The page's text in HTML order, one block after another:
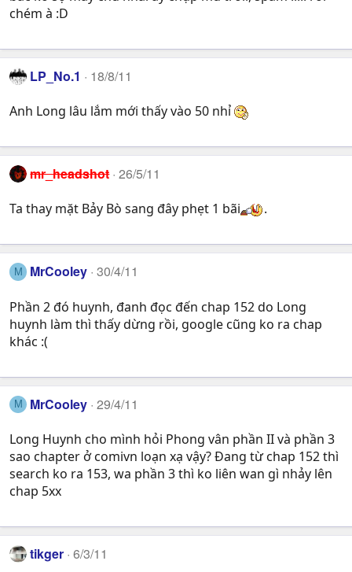
chém à :D
LP_No.1 18/8/11
Anh Long lâu lắm mới thấy vào 50 nhỉ
mr_headshot 26/5/11
Ta thay mặt Bảy Bò sang đây phẹt 1 bãi .
M MrCooley 30/4/11
Phần 2 đó huynh, đanh đọc đến chap 152 do Long
huynh làm thì thấy dừng rồi, google cũng ko ra chap
khác :(
M MrCooley 29/4/11
Long Huynh cho mình hỏi Phong vân phần II và phần 3
sao chapter ở comivn loạn xạ vậy? Đang từ chap 152 thì
search ko ra 153, wa phần 3 thì ko liên wan gì nhảy lên
chap 5xx
tikger 6/3/11